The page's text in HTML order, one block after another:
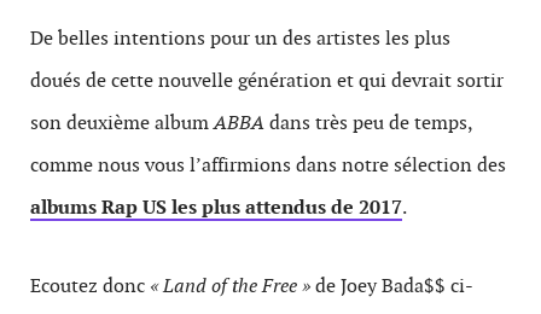
De belles intentions pour un des artistes les plus
doués de cette nouvelle génération et qui devrait sortir
son deuxième albumABBAdans très peu de temps,
comme nous vous l’affirmions dans notre sélection des
albums Rap US les plus attendus de 2017.
Ecoutez donc « Land of the Free »de Joey Bada$$ ci-